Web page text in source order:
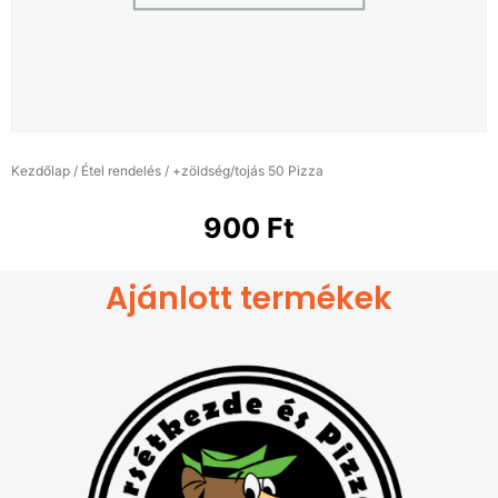
Kezdőlap / Étel rendelés / +zöldség/tojás 50 Pizza
900 Ft
Ajánlott termékek